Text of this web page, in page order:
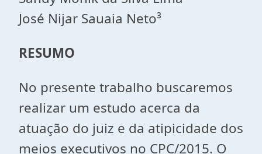
José Nijar Sauaia Neto³
RESUMO
No presente trabalho buscaremos
realizar um estudo acerca da
atuação do juiz e da atipicidade dos
meios executivos no CPC/2015. O